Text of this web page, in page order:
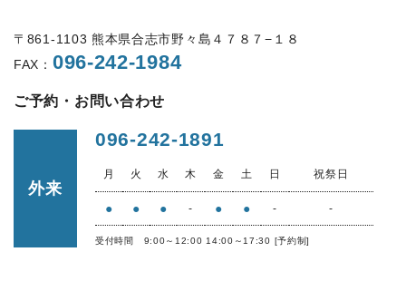
〒861-1103 熊本県合志市野々島４７８７−１８
FAX： 096-242-1984
ご予約・お問い合わせ
外来
096-242-1891
月 火 水 木 金 土 日 祝祭日
● ● ● - ● ● - -
受付時間 9:00～12:00 14:00～17:30 [予約制]